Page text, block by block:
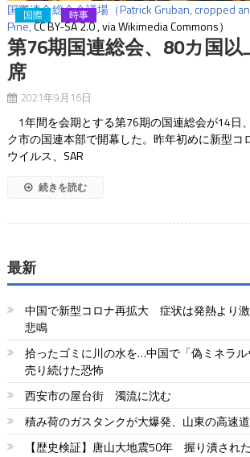
国際連合総会会議場（Patrick Gruban, cropped
Pine,CC BY-SA 2.0, via Wikimedia Commons）
国際 時事
第76期国連総会、80カ国以
席
2021年9月16日
1年間を会期とする第76期の国連総会が14日
ク市の国連本部で開幕した。昨年初めに新型コ
ウイルス、SAR
続きを読む
最新
中国で新型コロナ再拡大 症状は発熱より
悲鳴
拾ったゴミに川の水を…中国で「偽ミネラ
売り続けた恐怖
西安市の屋台街 濁流に沈む
積み荷のガスタンクが大爆発、山東の高速
【歴史検証】唐山大地震50年 握り潰され